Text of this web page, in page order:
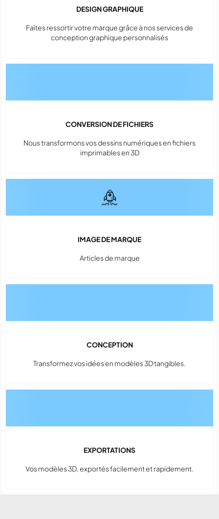
DESIGN GRAPHIQUE
Faites ressortir votre marque grâce à nos services de
conception graphique personnalisés
CONVERSION DE FICHIERS
Nous transformons vos dessins numériques en fichiers
imprimables en 3D
IMAGE DE MARQUE
Articles de marque
CONCEPTION
Transformez vos idées en modèles 3D tangibles.
EXPORTATIONS
Vos modèles 3D, exportés facilement et rapidement.